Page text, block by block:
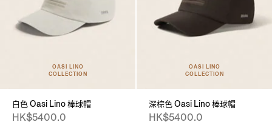
OASI LINO
COLLECTION
白色 Oasi Lino 棒球帽
HK$5400.0
OASI LINO
COLLECTION
深棕色 Oasi Lino 棒球帽
HK$5400.0